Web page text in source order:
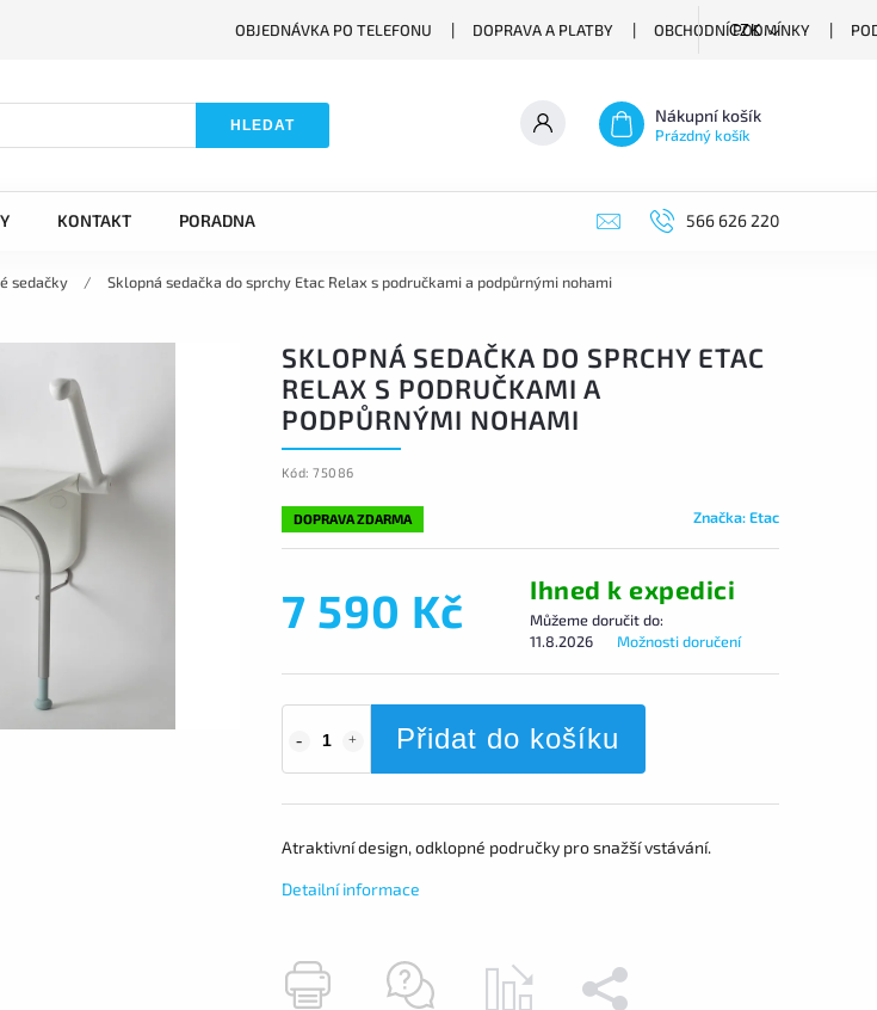
OBJEDNÁVKA PO TELEFONU DOPRAVA A PLATBY OBCHODNÍ PODMÍNKY
CZK
HLEDAT Nákupní košík
Prázdný košík
KONTAKT PORADNA 566 626 220
sedačky / Sklopná sedačka do sprchy Etac Relax s područkami a podpůrnými nohami
SKLOPNÁ SEDAČKA DO SPRCHY ETAC
RELAX S PODRUČKAMI A
PODPŮRNÝMI NOHAMI
Kód: 75086
DOPRAVA ZDARMA Značka:Etac
7 590 Kč Ihned k expedici
Můžeme doručit do:
11.8.2026
Možnosti doručení
Přidat do košíku
Atraktivní design, odklopné područky pro snažší vstávání.
Detailní informace